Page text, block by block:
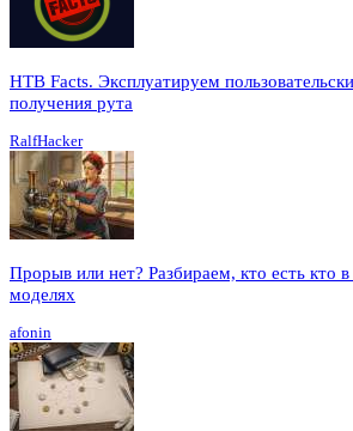
HTB Facts. Эксплуатируем
получения рута
RalfHacker
Прорыв или нет? Разбираем, кто есть кто
моделях
afonin